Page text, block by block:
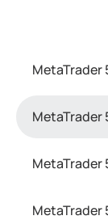
MetaTrader
MetaTrader
MetaTrader
MetaTrader